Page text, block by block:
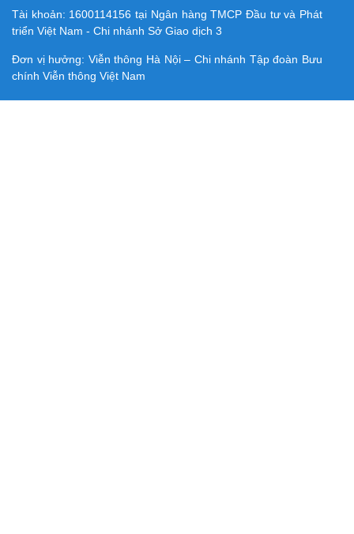
Tài khoản: 1600114156 tại Ngân hàng TMCP Ðầu tư và Phát
triển Việt Nam - Chi nhánh Sở Giao dịch 3
Đơn vị hưởng: Viễn thông Hà Nội – Chi nhánh Tập đoàn Bưu
chính Viễn thông Việt Nam